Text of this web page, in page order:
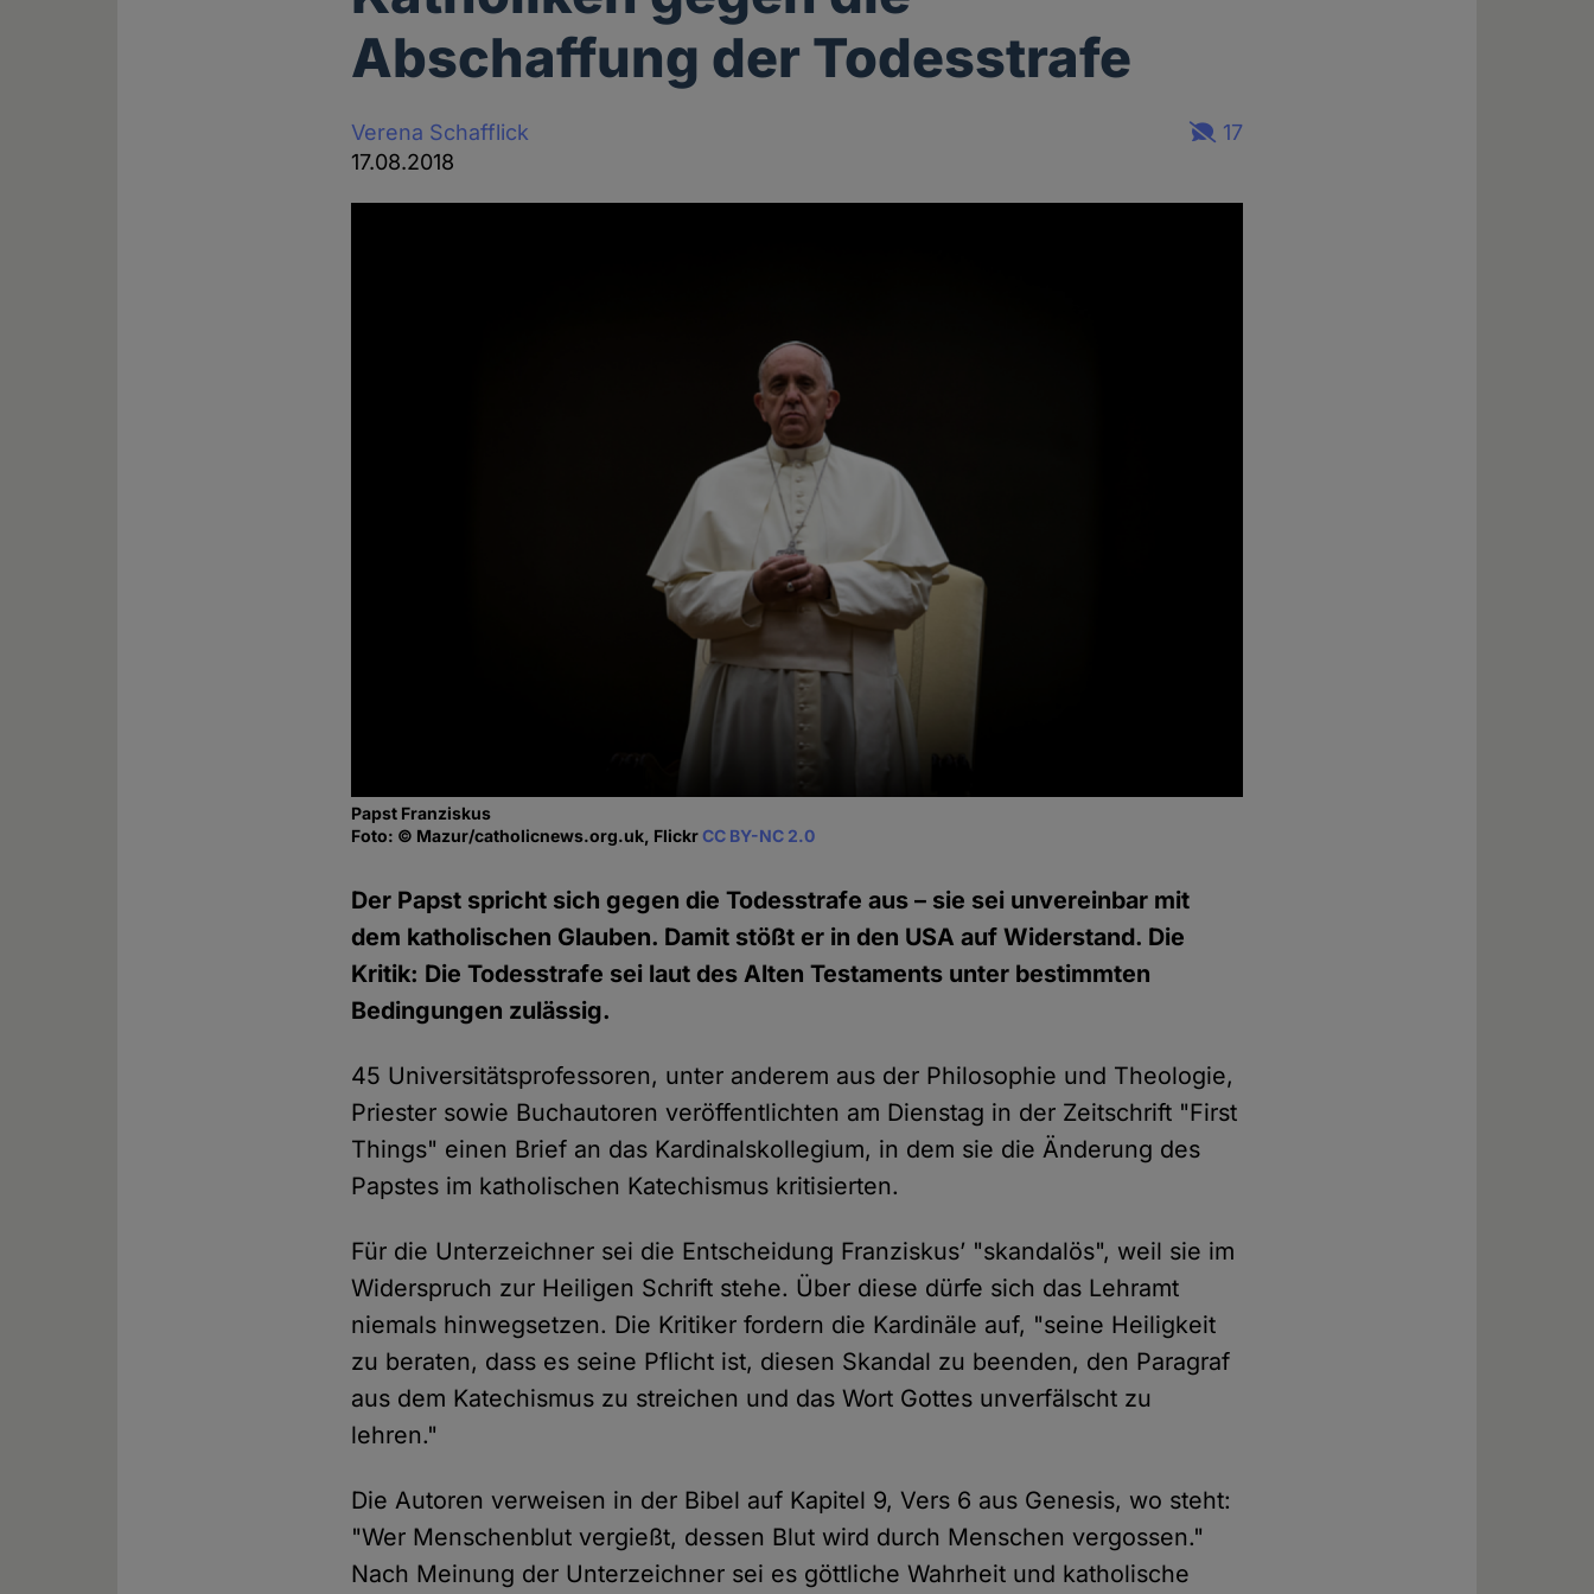
Abschaffung der Todesstrafe
Verena Schafflick
17.08.2018
17
Papst Franziskus
Foto: © Mazur/catholicnews.org.uk, FlickrCC BY-NC 2.0
Der Papst spricht sich gegen die Todesstrafe aus – sie sei unvereinbar mit
dem katholischen Glauben. Damit stößt er in den USA auf Widerstand. Die
Kritik: Die Todesstrafe sei laut des Alten Testaments unter bestimmten
Bedingungen zulässig.
45 Universitätsprofessoren, unter anderem aus der Philosophie und Theologie,
Priester sowie Buchautoren veröffentlichten am Dienstag in der Zeitschrift "First
Things" einen Brief an das Kardinalskollegium, in dem sie die Änderung des
Papstes im katholischen Katechismus kritisierten.
Für die Unterzeichner sei die Entscheidung Franziskus’ "skandalös", weil sie im
Widerspruch zur Heiligen Schrift stehe. Über diese dürfe sich das Lehramt
niemals hinwegsetzen. Die Kritiker fordern die Kardinäle auf, "seine Heiligkeit
zu beraten, dass es seine Pflicht ist, diesen Skandal zu beenden, den Paragraf
aus dem Katechismus zu streichen und das Wort Gottes unverfälscht zu
lehren."
Die Autoren verweisen in der Bibel auf Kapitel 9, Vers 6 aus Genesis, wo steht:
"Wer Menschenblut vergießt, dessen Blut wird durch Menschen vergossen."
Nach Meinung der Unterzeichner sei es göttliche Wahrheit und katholische